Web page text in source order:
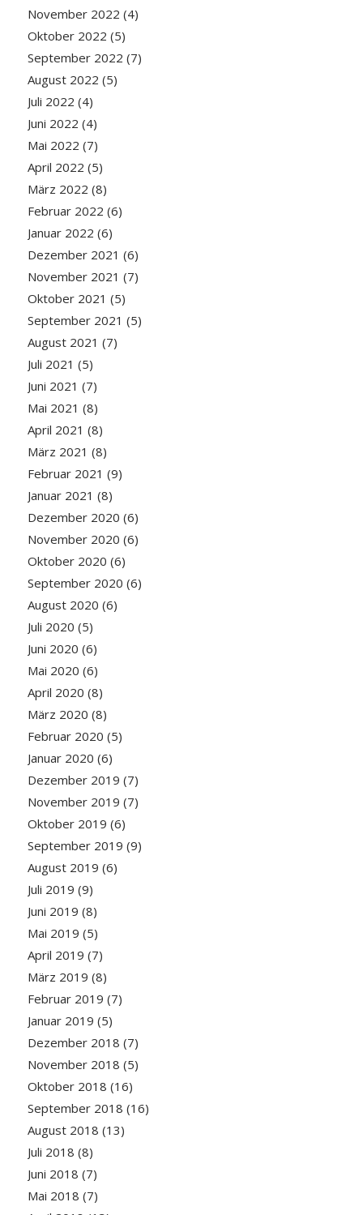
November 2022 (4)
Oktober 2022 (5)
September 2022 (7)
August 2022 (5)
Juli 2022 (4)
Juni 2022 (4)
Mai 2022 (7)
April 2022 (5)
März 2022 (8)
Februar 2022 (6)
Januar 2022 (6)
Dezember 2021 (6)
November 2021 (7)
Oktober 2021 (5)
September 2021 (5)
August 2021 (7)
Juli 2021 (5)
Juni 2021 (7)
Mai 2021 (8)
April 2021 (8)
März 2021 (8)
Februar 2021 (9)
Januar 2021 (8)
Dezember 2020 (6)
November 2020 (6)
Oktober 2020 (6)
September 2020 (6)
August 2020 (6)
Juli 2020 (5)
Juni 2020 (6)
Mai 2020 (6)
April 2020 (8)
März 2020 (8)
Februar 2020 (5)
Januar 2020 (6)
Dezember 2019 (7)
November 2019 (7)
Oktober 2019 (6)
September 2019 (9)
August 2019 (6)
Juli 2019 (9)
Juni 2019 (8)
Mai 2019 (5)
April 2019 (7)
März 2019 (8)
Februar 2019 (7)
Januar 2019 (5)
Dezember 2018 (7)
November 2018 (5)
Oktober 2018 (16)
September 2018 (16)
August 2018 (13)
Juli 2018 (8)
Juni 2018 (7)
Mai 2018 (7)